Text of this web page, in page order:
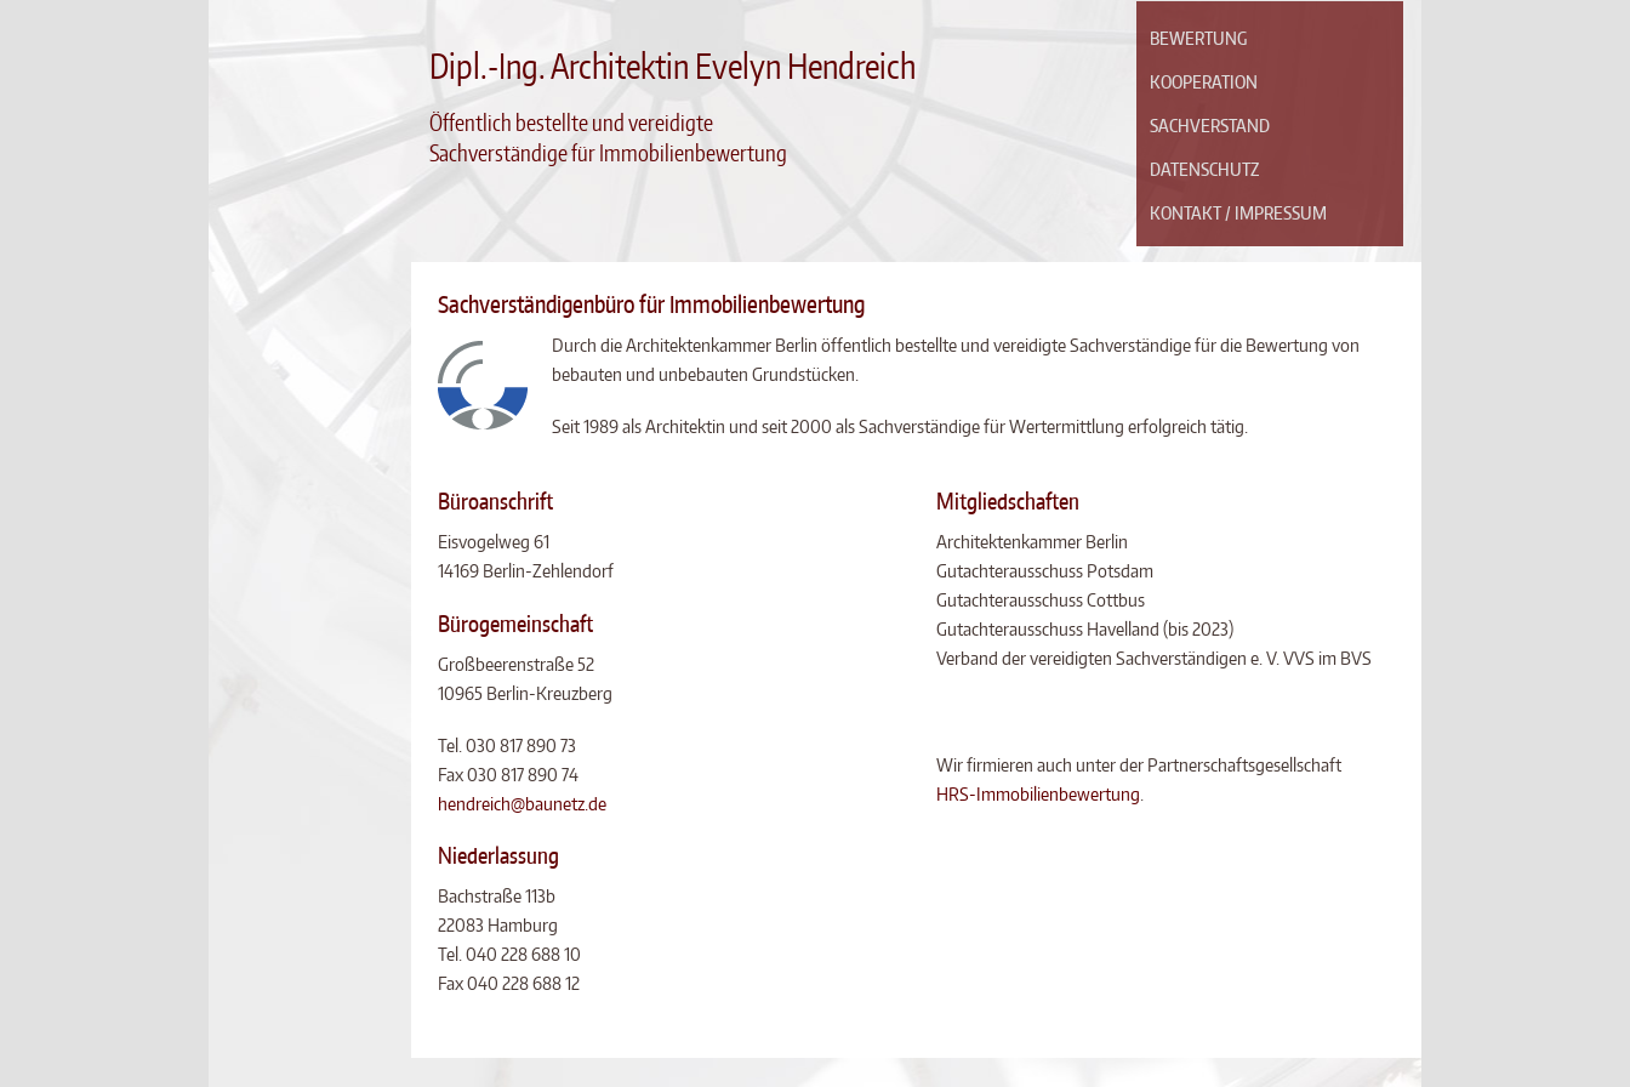
Dipl.-Ing. Architektin Evelyn Hendreich
Öffentlich bestellte und vereidigte
Sachverständige für Immobilienbewertung
BEWERTUNG
KOOPERATION
SACHVERSTAND
DATENSCHUTZ
KONTAKT / IMPRESSUM
Sachverständigenbüro für Immobilienbewertung
Durch die Architektenkammer Berlin öffentlich bestellte und vereidigte Sachverständige für die Bewertung von
bebauten und unbebauten Grundstücken.
Seit 1989 als Architektin und seit 2000 als Sachverständige für Wertermittlung erfolgreich tätig.
Büroanschrift
Eisvogelweg 61
14169 Berlin-Zehlendorf
Bürogemeinschaft
Großbeerenstraße 52
10965 Berlin-Kreuzberg
Tel. 030 817 890 73
Fax 030 817 890 74
hendreich@baunetz.de
Niederlassung
Bachstraße 113b
22083 Hamburg
Tel. 040 228 688 10
Fax 040 228 688 12
Mitgliedschaften
Architektenkammer Berlin
Gutachterausschuss Potsdam
Gutachterausschuss Cottbus
Gutachterausschuss Havelland (bis 2023)
Verband der vereidigten Sachverständigen e. V. VVS im BVS
Wir firmieren auch unter der Partnerschaftsgesellschaft
HRS-Immobilienbewertung.